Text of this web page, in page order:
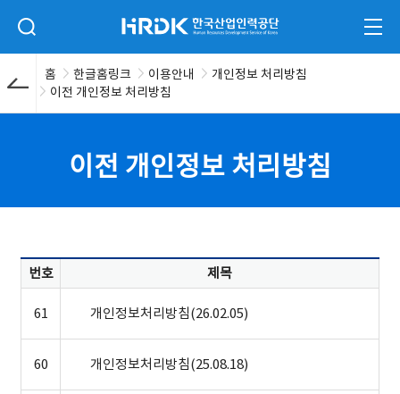
검색 입력폼 열기 HRDK 한국산업인력공단 전체
홈 한글홈링크 이용안내
개인정보 처리방침
이전 개인정보 처리방침
이전 개인정보 처리방침
번호 제목
61 개인정보처리방침(26.02.05)
60 개인정보처리방침(25.08.18)